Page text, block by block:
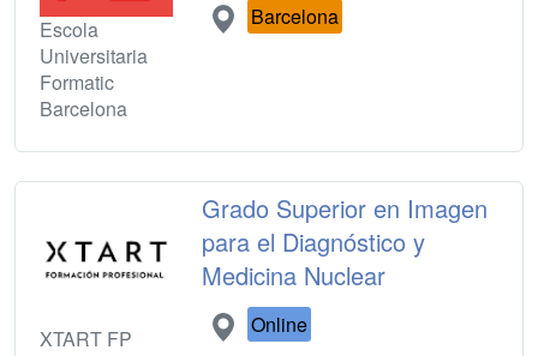
Escola
Universitaria
Formatic
Barcelona
Barcelona
XTART FP
Grado Superior en Imagen
para el Diagnóstico y
Medicina Nuclear
Online